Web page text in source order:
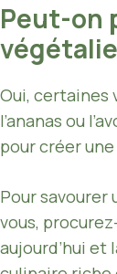
Peut-on
Oui, certaines
l’ananas ou
pour créer
Pour savourer
vous,
aujourd’hui et